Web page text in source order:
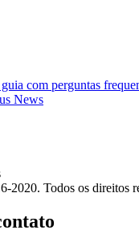
com perguntas
News
2020. Todos os direitos